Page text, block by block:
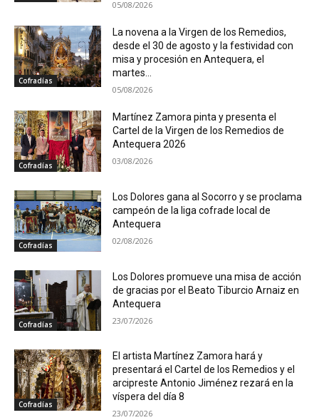
05/08/2026
Cofradías
La novena a la Virgen de los Remedios,
desde el 30 de agosto y la festividad con
misa y procesión en Antequera, el
martes...
05/08/2026
Cofradías
Martínez Zamora pinta y presenta el
Cartel de la Virgen de los Remedios de
Antequera 2026
03/08/2026
Cofradías
Los Dolores gana al Socorro y se proclama
campeón de la liga cofrade local de
Antequera
02/08/2026
Cofradías
Los Dolores promueve una misa de acción
de gracias por el Beato Tiburcio Arnaiz en
Antequera
23/07/2026
Cofradías
El artista Martínez Zamora hará y
presentará el Cartel de los Remedios y el
arcipreste Antonio Jiménez rezará en la
víspera del día 8
23/07/2026